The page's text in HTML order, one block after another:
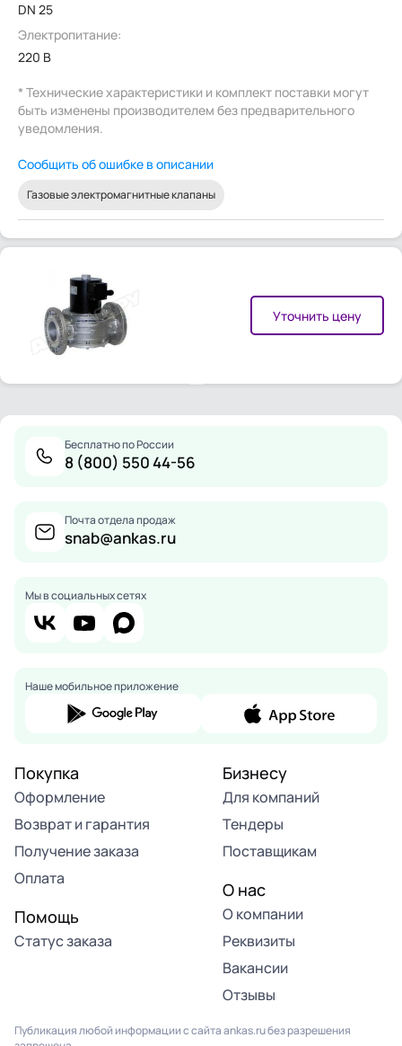
DN 25
Электропитание:
220 В
* Технические характеристики и комплект поставки могут
быть изменены производителем без предварительного
уведомления.
Сообщить об ошибке в описании
Газовые электромагнитные клапаны
Уточнить цену
Бесплатно по России
8 (800) 550 44-56
Почта отдела продаж
snab@ankas.ru
Мы в социальных сетях
Наше мобильное приложение
Покупка
Оформление
Возврат и гарантия
Получение заказа
Оплата
Помощь
Статус заказа
Бизнесу
Для компаний
Тендеры
Поставщикам
О нас
О компании
Реквизиты
Вакансии
Отзывы
Публикация любой информации с сайта ankas.ru без разрешения